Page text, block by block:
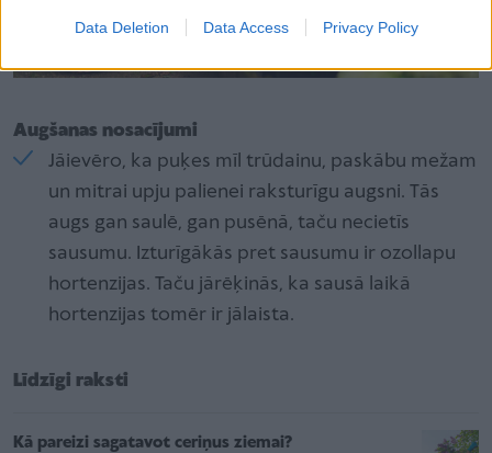
Data Deletion Data Access Privacy Policy
Augšanas nosacījumi
Jāievēro, ka puķes mīl trūdainu, paskābu mežam
un mitrai upju palienei raksturīgu augsni. Tās
augs gan saulē, gan pusēnā, taču necietīs
sausumu. Izturīgākās pret sausumu ir ozollapu
hortenzijas. Taču jārēķinās, ka sausā laikā
hortenzijas tomēr ir jālaista.
Līdzīgi raksti
Kā pareizi sagatavot ceriņus ziemai?